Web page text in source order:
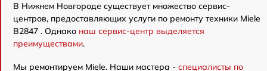
В Нижнем Новгороде существует множество сервис-
центров, предоставляющих услуги по ремонту техники Miele
B2847 . Однако наш сервис-центр выделяется
преимуществами.
Мы ремонтируем Miele. Наши мастера - специалисты по